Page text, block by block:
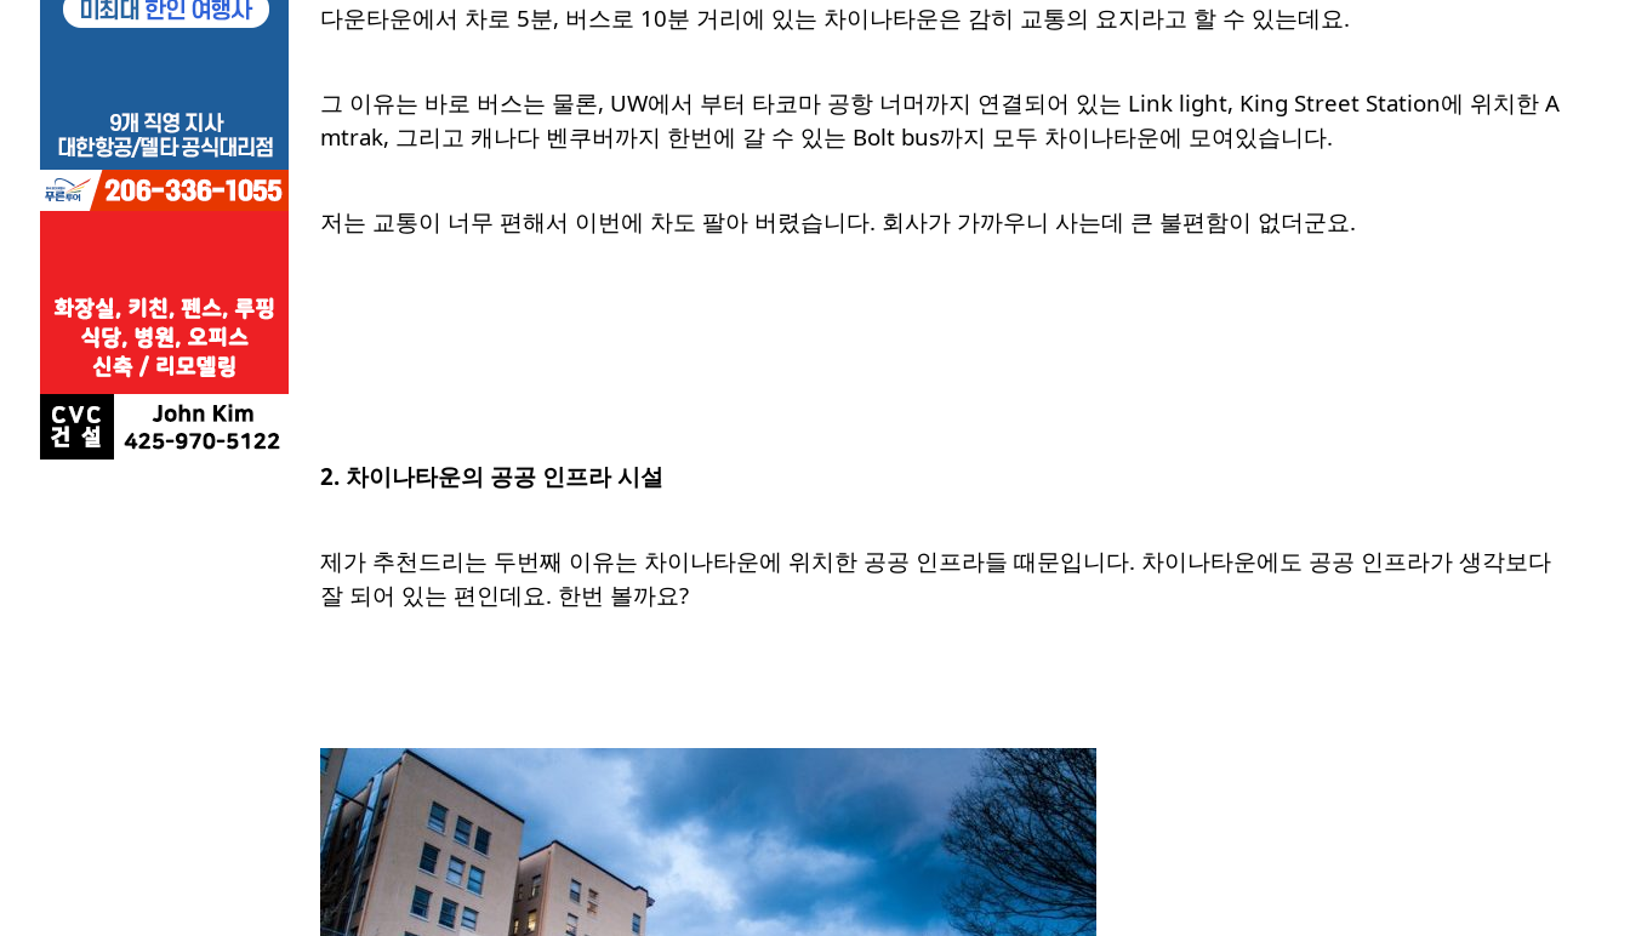
다운타운에서 차로 5분, 버스로 10분 거리에 있는 차이나타운은 감히 교통의 요지라고 할 수 있는데요.
그 이유는 바로 버스는 물론, UW에서 부터 타코마 공항 너머까지 연결되어 있는 Link light, King Street Station에 위치한 A
mtrak, 그리고 캐나다 벤쿠버까지 한번에 갈 수 있는 Bolt bus까지 모두 차이나타운에 모여있습니다.
저는 교통이 너무 편해서 이번에 차도 팔아 버렸습니다. 회사가 가까우니 사는데 큰 불편함이 없더군요.
2. 차이나타운의 공공 인프라 시설
제가 추천드리는 두번째 이유는 차이나타운에 위치한 공공 인프라들 때문입니다. 차이나타운에도 공공 인프라가 생각보다
잘 되어 있는 편인데요. 한번 볼까요?